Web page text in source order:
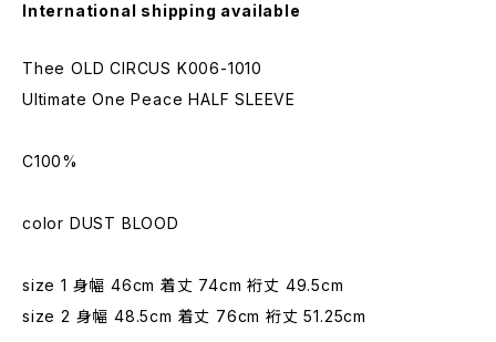
International shipping available
Thee OLD CIRCUS K006-1010
Ultimate One Peace HALF SLEEVE
C100%
color DUST BLOOD
size 1 身幅 46cm 着丈 74cm 裄丈 49.5cm
size 2 身幅 48.5cm 着丈 76cm 裄丈 51.25cm